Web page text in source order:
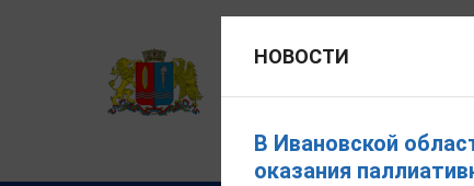
НОВОСТИ
В Ивановской
оказания